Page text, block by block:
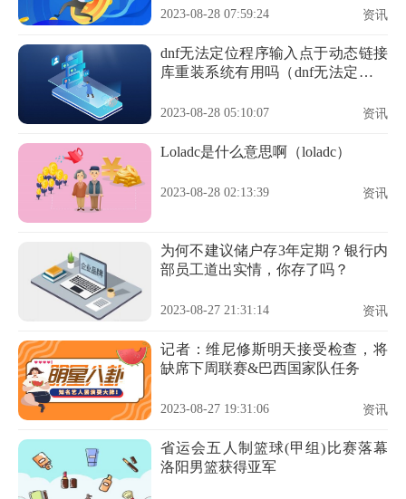
2023-08-28 07:59:24 资讯
dnf无法定位程序输入点于动态链接
库重装系统有用吗（dnf无法定位程
2023-08-28 05:10:07 资讯
Loladc是什么意思啊（loladc）
2023-08-28 02:13:39 资讯
为何不建议储户存3年定期？银行内
部员工道出实情，你存了吗？
2023-08-27 21:31:14 资讯
记者：维尼修斯明天接受检查，将
缺席下周联赛&巴西国家队任务
2023-08-27 19:31:06 资讯
省运会五人制篮球(甲组)比赛落幕
洛阳男篮获得亚军